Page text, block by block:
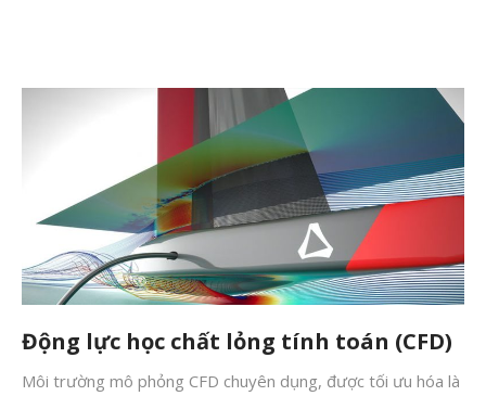
Động lực học chất lỏng tính toán (CFD)
Môi trường mô phỏng CFD chuyên dụng, được tối ưu hóa là